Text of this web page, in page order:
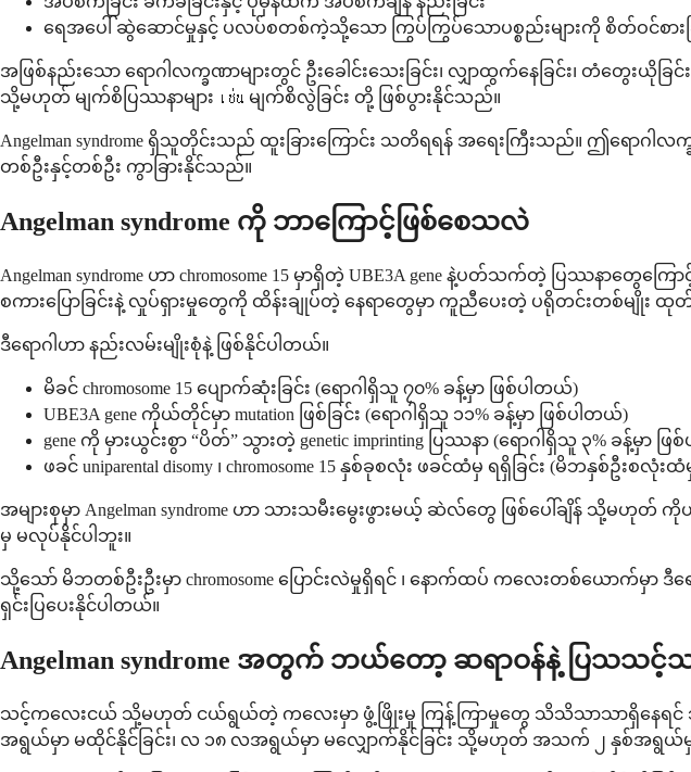
ရေအပေါ် ဆွဲဆောင်မှုနှင့် ပလပ်စတစ်ကဲ့သို့သော ကြွပ်ကြွပ်သောပစ္စည်းများကို စိတ်ဝင်စားခ
အဖြစ်နည်းသော ရောဂါလက္ခဏာများတွင် ဦးခေါင်းသေးခြင်း၊ လျှာထွက်နေခြင်း၊ တံတွေးယို
သို့မဟုတ် မျက်စိပြဿနာများ เช่น မျက်စိလွဲခြင်း တို့ ဖြစ်ပွားနိုင်သည်။
Angelman syndrome ရှိသူတိုင်းသည် ထူးခြားကြောင်း သတိရရန် အရေးကြီးသည်။ ဤရော
တစ်ဦးနှင့်တစ်ဦး ကွာခြားနိုင်သည်။
Angelman syndrome ကို ဘာကြောင့်ဖြစ်စေသလဲ
Angelman syndrome ဟာ chromosome 15 မှာရှိတဲ့ UBE3A gene နဲ့ပတ်သက်တဲ့ ပြဿနာ
စကားပြောခြင်းနဲ့ လှုပ်ရှားမှုတွေကို ထိန်းချုပ်တဲ့ နေရာတွေမှာ ကူညီပေးတဲ့ ပရိုတင်းတစ်မျိုး ထု
ဒီရောဂါဟာ နည်းလမ်းမျိုးစုံနဲ့ ဖြစ်နိုင်ပါတယ်။
မိခင် chromosome 15 ပျောက်ဆုံးခြင်း (ရောဂါရှိသူ ၇၀% ခန့်မှာ ဖြစ်ပါတယ်)
UBE3A gene ကိုယ်တိုင်မှာ mutation ဖြစ်ခြင်း (ရောဂါရှိသူ ၁၁% ခန့်မှာ ဖြစ်ပါတယ်)
gene ကို မှားယွင်းစွာ “ပိတ်” သွားတဲ့ genetic imprinting ပြဿနာ (ရောဂါရှိသူ ၃% ခန့်မှာ ဖြ
ဖခင် uniparental disomy ၊ chromosome 15 နှစ်ခုစလုံး ဖခင်ထံမှ ရရှိခြင်း (မိဘနှစ်ဦ
အများစုမှာ Angelman syndrome ဟာ သားသမီးမွေးဖွားမယ့် ဆဲလ်တွေ ဖြစ်ပေါ်ချိန် သို့
မှ မလုပ်နိုင်ပါဘူး။
သို့သော် မိဘတစ်ဦးဦးမှာ chromosome ပြောင်းလဲမှုရှိရင် ၊ နောက်ထပ် ကလေးတစ်ယောက်မှာ ဒီ
ရှင်းပြပေးနိုင်ပါတယ်။
Angelman syndrome အတွက် ဘယ်တော့ ဆရာဝန်နဲ့ ပြသသ
သင့်ကလေးငယ် သို့မဟုတ် ငယ်ရွယ်တဲ့ ကလေးမှာ ဖွံ့ဖြိုးမှု ကြန့်ကြာမှုတွေ သိသိသာသာရှိနေရင်
အရွယ်မှာ မထိုင်နိုင်ခြင်း၊ လ ၁၈ လအရွယ်မှာ မလျှောက်နိုင်ခြင်း သို့မဟုတ် အသက် ၂ နှစ်အရွယ်မှာ